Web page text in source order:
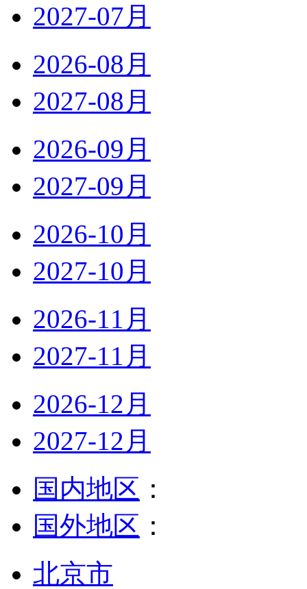
2027-07月
2026-08月
2027-08月
2026-09月
2027-09月
2026-10月
2027-10月
2026-11月
2027-11月
2026-12月
2027-12月
国内地区 ：
国外地区 ：
北京市